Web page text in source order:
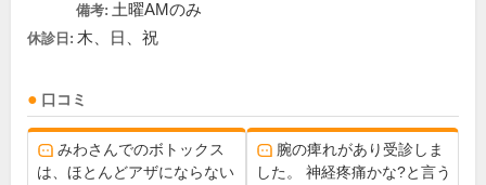
備考: 土曜AMのみ
休診日: 木、日、祝
口コミ
みわさんでのボトックス
は、ほとんどアザにならない
腕の痺れがあり受診しま
した。 神経疼痛かな?と言う